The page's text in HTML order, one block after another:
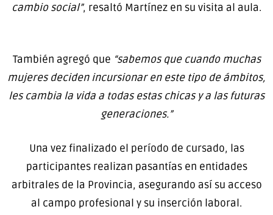
cambio social”, resaltó Martínez en su visita al aula.
También agregó que “sabemos que cuando muchas
mujeres deciden incursionar en este tipo de ámbitos,
les cambia la vida a todas estas chicas y a las futuras
generaciones.”
Una vez finalizado el período de cursado, las
participantes realizan pasantías en entidades
arbitrales de la Provincia, asegurando así su acceso
al campo profesional y su inserción laboral.